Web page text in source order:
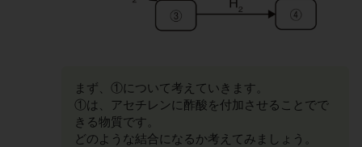
まず、①について考えていきます。
①は、アセチレンに酢酸を付加させることでで
きる物質です。
どのような結合になるか考えてみましょう。